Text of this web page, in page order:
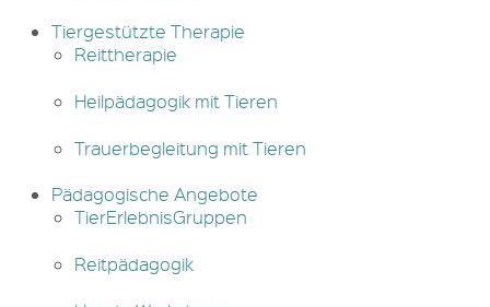
Tiergestützte Therapie
Reittherapie
Heilpädagogik mit Tieren
Trauerbegleitung mit Tieren
Pädagogische Angebote
TierErlebnisGruppen
Reitpädagogik